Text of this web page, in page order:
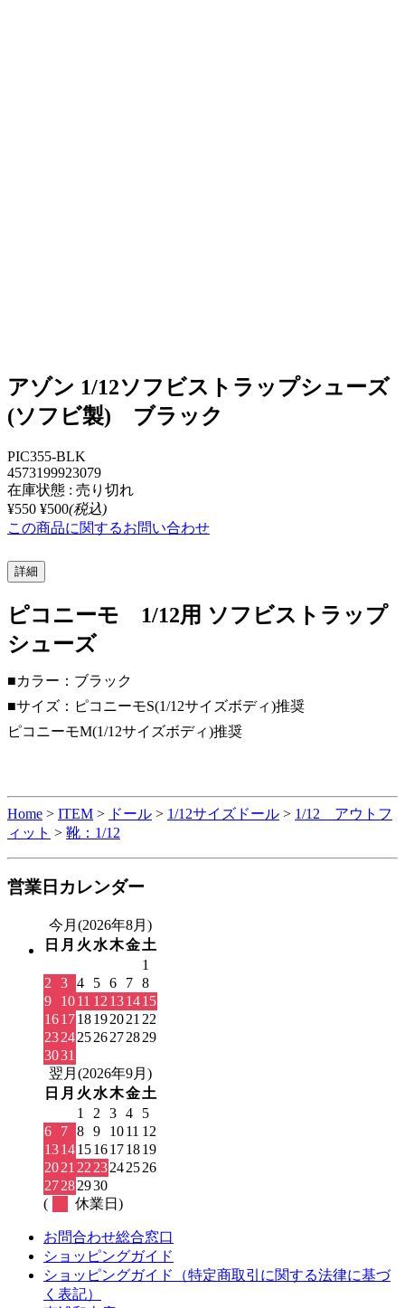
アゾン 1/12ソフビストラップシューズ
(ソフビ製) ブラック
PIC355-BLK
4573199923079
在庫状態 : 売り切れ
¥550 ¥500(税込)
この商品に関するお問い合わせ
詳細
ピコニーモ 1/12用 ソフビストラップ
シューズ
■カラー：ブラック
■サイズ：ピコニーモS(1/12サイズボディ)推奨
ピコニーモM(1/12サイズボディ)推奨
Home > ITEM > ドール > 1/12サイズドール > 1/12 アウトフ
ィット > 靴：1/12
営業日カレンダー
今月(2026年8月)
日 月 火 水木金土
1
2
3 4 5 6 7 8
9
1011 12 131415
161718192021 22
23242526272829
3031
翌月(2026年9月)
日 月 火 水木金土
1
2 3 4
5
6
7 8 9 1011 12
13141516171819
2021 22 23242526
27282930
(
休業日)
お問合わせ総合窓口
ショッピングガイド
ショッピングガイド（特定商取引に関する法律に基づ
く表記）